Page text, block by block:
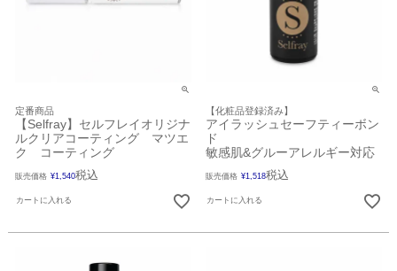
定番商品
【Selfray】セルフレイオリジナ
ルクリアコーティング マツエ
ク コーティング
販売価格 ¥1,540税込
カートに入れる
【化粧品登録済み】
アイラッシュセーフティーボン
ド
敏感肌&グルーアレルギー対応
販売価格 ¥1,518税込
カートに入れる